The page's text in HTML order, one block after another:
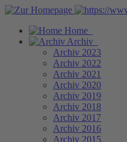
Home
Archiv
Archiv 2023
Archiv 2022
Archiv 2021
Archiv 2020
Archiv 2019
Archiv 2018
Archiv 2017
Archiv 2016
Archiv 2015